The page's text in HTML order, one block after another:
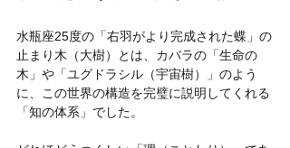
水瓶座25度の「右羽がより完成された蝶」の
止まり木（大樹）とは、カバラの「生命の
木」や「ユグドラシル（宇宙樹）」のよう
に、この世界の構造を完璧に説明してくれる
「知の体系」でした。